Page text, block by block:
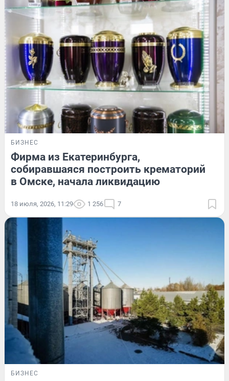
БИЗНЕС
Фирма из Екатеринбурга,
собиравшаяся построить крематорий
в Омске, начала ликвидацию
18 июля, 2026, 11:29 1 256 7
БИЗНЕС